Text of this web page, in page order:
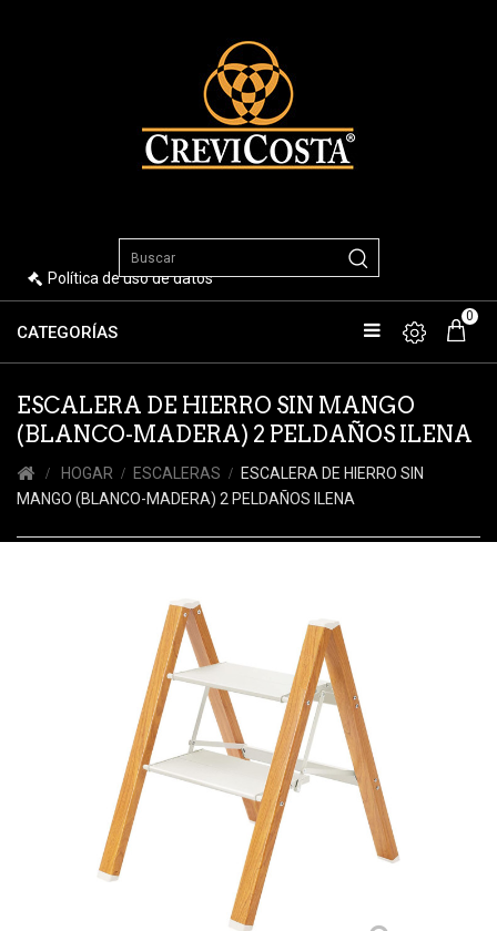
Política de uso de datos
CATEGORÍAS
0
ESCALERA DE HIERRO SIN MANGO
(BLANCO-MADERA) 2 PELDAÑOS ILENA
HOGAR ESCALERAS
ESCALERA DE HIERRO SIN
MANGO (BLANCO-MADERA) 2 PELDAÑOS ILENA